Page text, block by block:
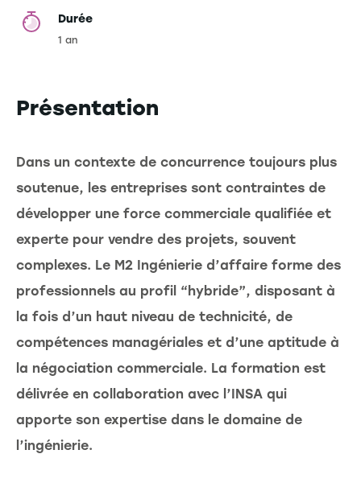
Durée
1 an
Présentation
Dans un contexte de concurrence toujours plus
soutenue, les entreprises sont contraintes de
développer une force commerciale qualifiée et
experte pour vendre des projets, souvent
complexes. Le M2 Ingénierie d’affaire forme des
professionnels au profil “hybride”, disposant à
la fois d’un haut niveau de technicité, de
compétences managériales et d’une aptitude à
la négociation commerciale. La formation est
délivrée en collaboration avec l’INSA qui
apporte son expertise dans le domaine de
l’ingénierie.